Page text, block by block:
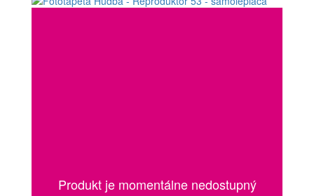
Produkt je momentálne nedostupný